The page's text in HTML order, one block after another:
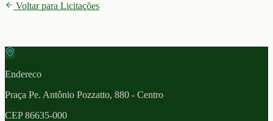
Voltar para Licitações
Endereco
Praça Pe. Antônio Pozzatto, 880 - Centro
CEP86635-000